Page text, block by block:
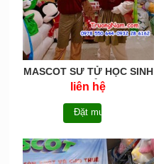
MASCOT SƯ TỬ HỌC SINH
- MASCOT KHỈ HỌC SINH
liên hệ
Đặt mua